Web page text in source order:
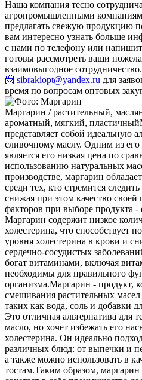
Наша компания тесно
агропромышленными
предлагать свежую продукцию
вам интересно узнать больше
с нами по телефону или
готовы рассмотреть ваши
взаимовыгодное сотрудничество.
📨 sibrakiopt@yandex.ru для
время по вопросам оптовых
Маргарин / растительный,
ароматный, мягкий, пластичный
представляет собой идеальную
сливочному маслу. Одним из
является его низкая цена по
использованию натуральных
производстве, маргарин
среди тех, кто стремится
снижая при этом качество
факторов при выборе продукта -
Маргарин содержит низкое
холестерина, что способствует
уровня холестерина в крови и
сердечно-сосудистых
богат витаминами, включая
необходимы для правильного
организма.Маргарин - продукт,
смешивания растительных
таких как вода, соль и добавки
Это отличная альтернатива для
масло, но хочет избежать его
холестерина. Он идеально
различных блюд: от выпечки и
а также можно использовать в
тостам.Таким образом, маргарин